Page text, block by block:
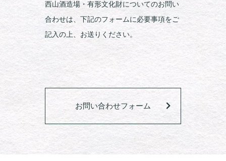
西山酒造場・有形文化財についてのお問い
合わせは、下記のフォームに必要事項をご
記入の上、お送りください。
お問い合わせフォーム